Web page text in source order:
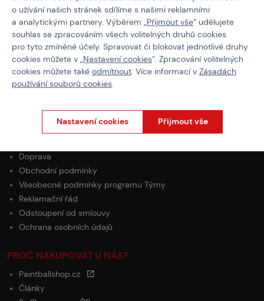
Kód produktu
Barva Oranžová
Doprava
Obchodní podmínky
Všeobecné podmínky programu Týmy
Reklamační řád
Odstoupení od smlouvy
Ochrana osobních údajů
PROČ NAKUPOVAT U NÁS?
Paintballshop.cz
Články
o užívání našich stránek sdílíme s našimi reklamními
a analytickými partnery. Výběrem „Přijmout vše“ udělujete
souhlas se zpracováním všech volitelných druhů cookies
pro tyto zmíněné účely. Spravovat či blokovat jednotlivé druhy
cookies můžete v „Nastavení cookies“. Zpracování volitelných
cookies můžete také odmítnout. Více informací v Zásadách
používání souborů cookies.
Nastavení cookies Přijmout vše